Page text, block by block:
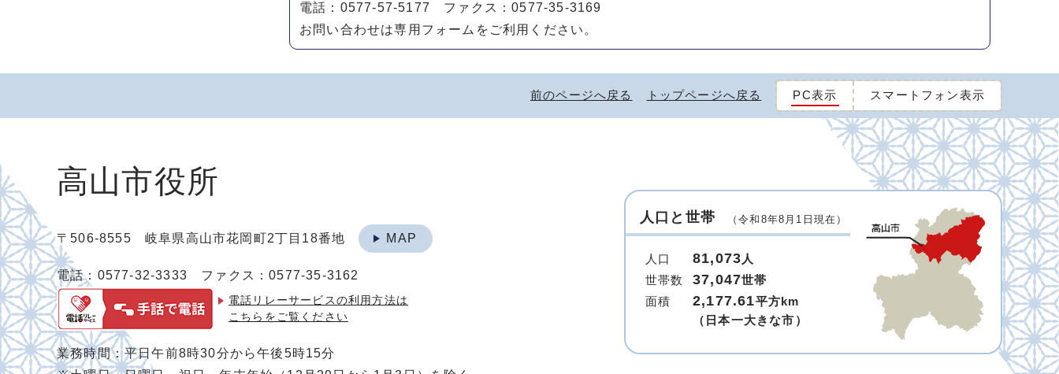
電話：0577-57-5177 ファクス：0577-35-3169
お問い合わせは専用フォームをご利用ください。
前のページへ戻る トップページへ戻る PC表示 スマートフォン表示
高山市役所
〒506-8555 岐阜県高山市花岡町2丁目18番地 MAP
電話：0577-32-3333 ファクス：0577-35-3162
電話リレーサービスの利用方法は
こちらをご覧ください
業務時間：平日午前8時30分から午後5時15分
人口と世帯 （令和8年8月1日現在）
人口 81,073 人
世帯数
37,047世帯
面積
2,177.61平方km
（日本一大きな市）